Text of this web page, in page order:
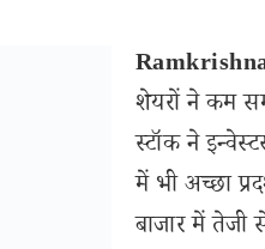
शेयरों ने कम
स्टॉक ने
में भी अच्छा
बाजार में तेजी